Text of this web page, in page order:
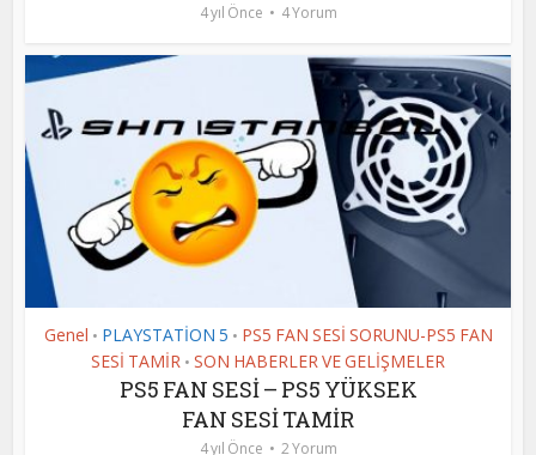
4 yıl Önce 4 Yorum
Genel • PLAYSTATİON 5 • PS5 FAN SESİ SORUNU-PS5 FAN
SESİ TAMİR • SON HABERLER VE GELİŞMELER
PS5 FAN SESİ – PS5 YÜKSEK
FAN SESİ TAMİR
4 yıl Önce 2 Yorum